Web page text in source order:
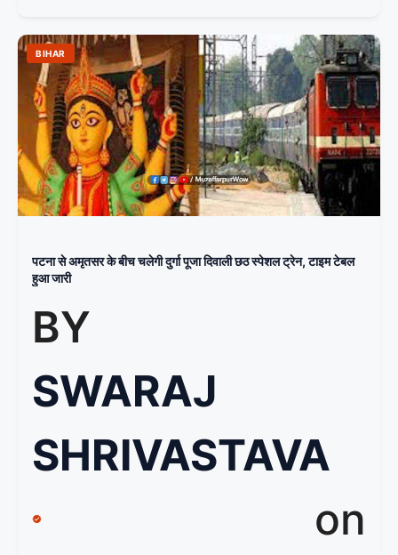
BIHAR
पटना से अमृतसर के बीच चलेगी दुर्गा पूजा दिवाली छठ स्पेशल ट्रेन, टाइम टेबल
हुआ जारी
BY
SWARAJ
SHRIVASTAVA
on